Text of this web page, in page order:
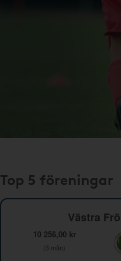
Top 5 föreningar
Västra
10 256,00 kr
(3 mån)